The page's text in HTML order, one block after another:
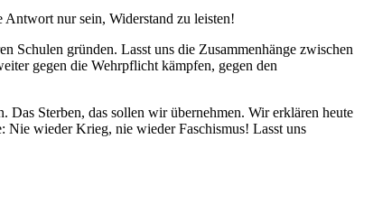
nur sein, Widerstand zu leisten!
Schulen gründen. Lasst uns die Zusammenhänge zwischen
gegen die Wehrpflicht kämpfen, gegen den
Sterben, das sollen wir übernehmen. Wir erklären heute
Nie wieder Krieg, nie wieder Faschismus! Lasst uns